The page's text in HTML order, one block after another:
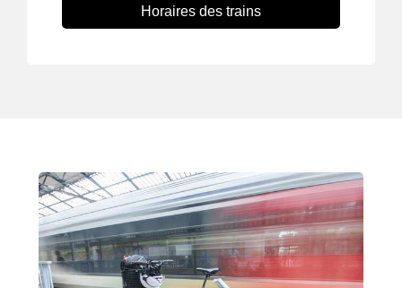
Horaires des trains